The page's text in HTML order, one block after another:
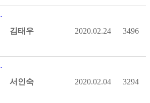
김태우 2020.02.24 3496
서인숙 2020.02.04 3294